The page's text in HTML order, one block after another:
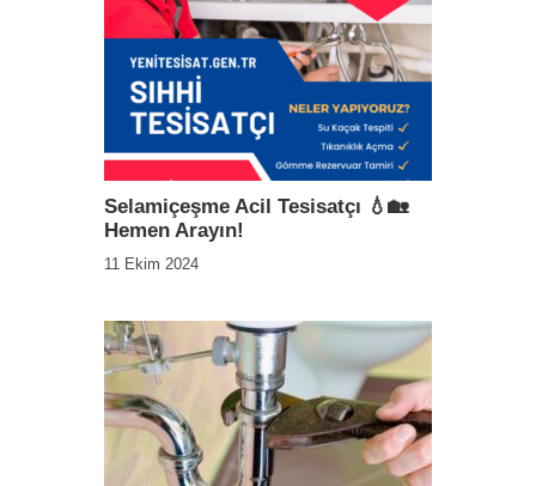
Selamiçeşme Acil Tesisatçı 💧🏡
Hemen Arayın!
11 Ekim 2024